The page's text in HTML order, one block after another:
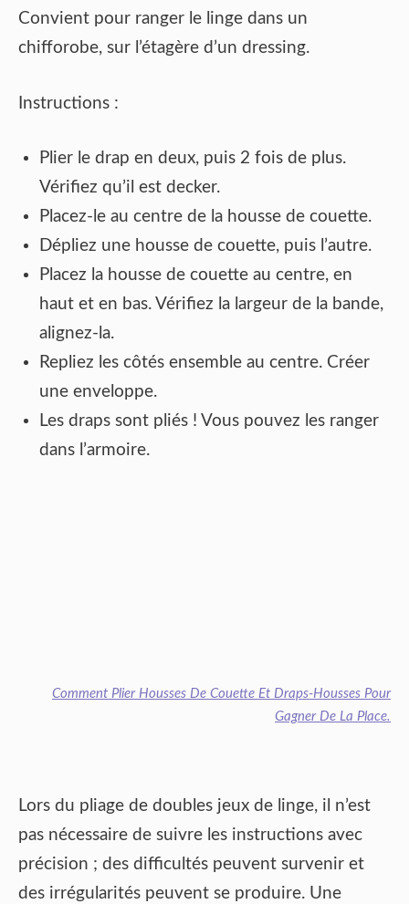
Convient pour ranger le linge dans un
chifforobe, sur l’étagère d’un dressing.
Instructions :
Plier le drap en deux, puis 2 fois de plus.
Vérifiez qu’il est decker.
Placez-le au centre de la housse de couette.
Dépliez une housse de couette, puis l’autre.
Placez la housse de couette au centre, en
haut et en bas. Vérifiez la largeur de la bande,
alignez-la.
Repliez les côtés ensemble au centre. Créer
une enveloppe.
Les draps sont pliés ! Vous pouvez les ranger
dans l’armoire.
Comment Plier Housses De Couette Et Draps-Housses Pour
Gagner De La Place.
Lors du pliage de doubles jeux de linge, il n’est
pas nécessaire de suivre les instructions avec
précision ; des difficultés peuvent survenir et
des irrégularités peuvent se produire. Une